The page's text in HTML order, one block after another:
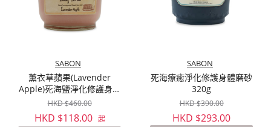
SABON
薰衣草蘋果(Lavender
Apple)死海鹽淨化修護身體
磨砂 320g/600g
HKD $460.00
HKD $118.00 起
SABON
死海療癒淨化修護身體磨砂
320g
HKD $390.00
HKD $293.00